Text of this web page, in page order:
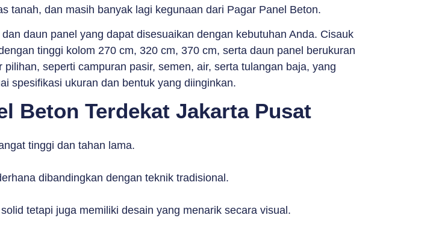
tanah, dan masih banyak lagi kegunaan dari Pagar Panel Beton.
daun panel yang dapat disesuaikan dengan kebutuhan Anda. Cisauk
tinggi kolom 270 cm, 320 cm, 370 cm, serta daun panel berukuran
seperti campuran pasir, semen, air, serta tulangan baja, yang
spesifikasi ukuran dan bentuk yang diinginkan.
Beton Terdekat Jakarta Pusat
tinggi dan tahan lama.
dibandingkan dengan teknik tradisional.
tetapi juga memiliki desain yang menarik secara visual.